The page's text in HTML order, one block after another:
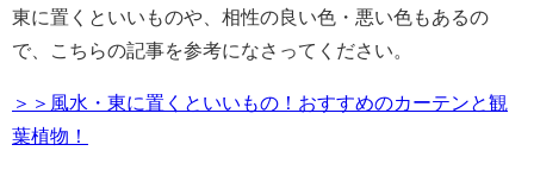
東に置くといいものや、相性の良い色・悪い色もあるの
で、こちらの記事を参考になさってください。
＞＞風水・東に置くといいもの！おすすめのカーテンと観
葉植物！